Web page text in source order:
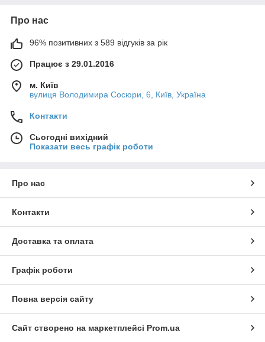
Про нас
96% позитивних з 589 відгуків за рік
Працює з 29.01.2016
м. Київ
вулиця Володимира Сосюри, 6, Київ, Україна
Контакти
Сьогодні вихідний
Показати весь графік роботи
Про нас
Контакти
Доставка та оплата
Графік роботи
Повна версія сайту
Сайт створено на маркетплейсі Prom.ua